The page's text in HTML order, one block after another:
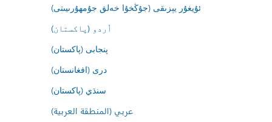
ئۇيغۇر يېزىقى (جۇڭخۇا خەلق جۇمھۇرىيىتى)
اُردو (پاکستان)
پنجابی (پاکستان)
درى (افغانستان)
سنڌي (پاکستان)
عربي (المنطقة العربية)